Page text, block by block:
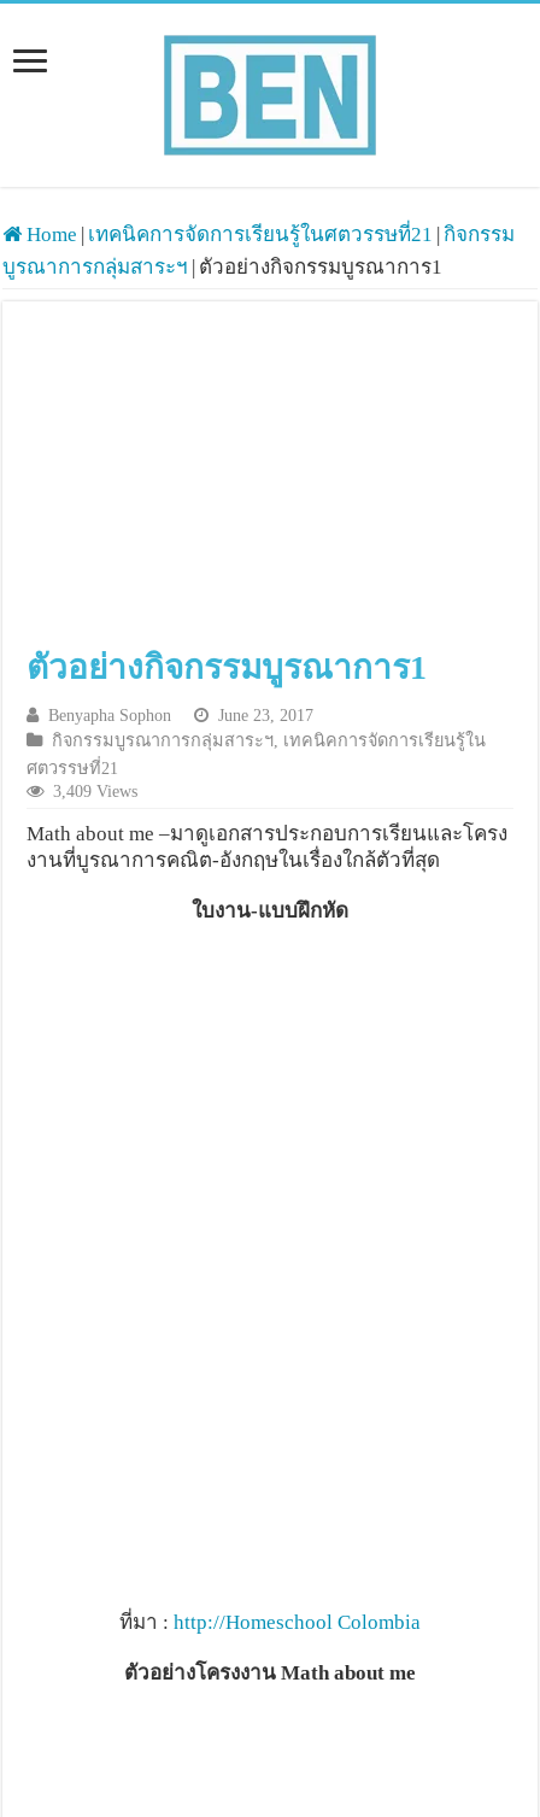
Home | เทคนิคการจัดการเรียนรู้ในศตวรรษที่21 |กิจกรรม
บูรณาการกลุ่มสาระฯ | ตัวอย่างกิจกรรมบูรณาการ1
ตัวอย่างกิจกรรมบูรณาการ1
Benyapha Sophon
June 23, 2017
กิจกรรมบูรณาการกลุ่มสาระฯ เทคนิคการจัดการเรียนรู้ใน
ศตวรรษที่21
3,409 Views
Math about me –มาดูเอกสารประกอบการเรียนและโครง
งานที่บูรณาการคณิต-อังกฤษในเรื่องใกล้ตัวที่สุด
ใบงาน-แบบฝึกหัด
ที่มา : http://Homeschool Colombia
ตัวอย่างโครงงาน Math about me